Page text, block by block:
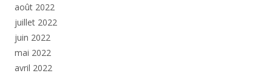
août 2022
juillet 2022
juin 2022
mai 2022
avril 2022